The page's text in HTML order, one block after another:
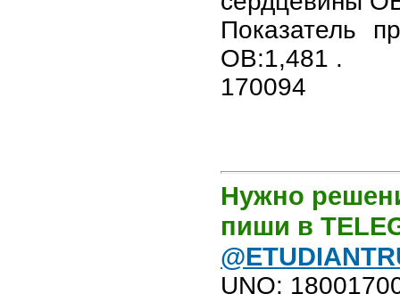
Показатель
ОВ:1,481 .
170094
Нужно
пиши в
UNO: